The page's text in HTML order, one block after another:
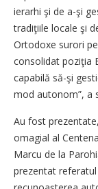
ierarhi şi de a-şi
tradiţiile locale şi
Ortodoxe surori
consolidat poziţia
capabilă să-şi
mod autonom”, a
Au fost
omagial al
Marcu de la
prezentat referatul